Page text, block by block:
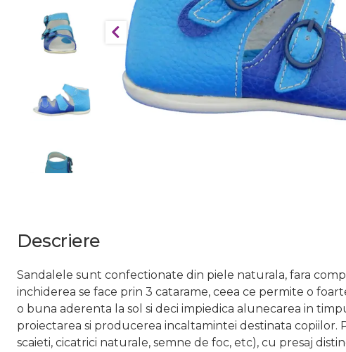
Descriere
Sandalele sunt confectionate din piele naturala, fara
inchiderea se face prin 3 catarame, ceea ce permite o
o buna aderenta la sol si deci impiedica alunecarea in
proiectarea si producerea incaltamintei destinata
scaieti, cicatrici naturale, semne de foc, etc), cu presaj